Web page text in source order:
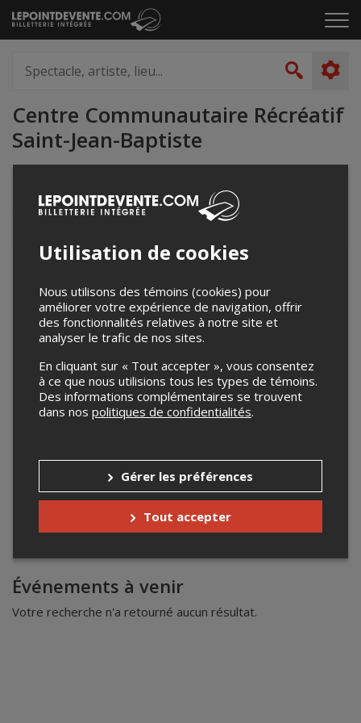
Passer
au
le
artiste,
lieu...
Centre Communautaire Récréatif
Saint-Jean-Baptiste
Drummondville, QC
Canada
−
Événements à venir
Votre recherche n'a retourné aucun résultat.
Utilisation de cookies
Nous utilisons des témoins (cookies) pour
améliorer votre expérience de navigation, offrir
des fonctionnalités relatives à notre site et
analyser le trafic de nos sites.
En cliquant sur « Tout accepter », vous consentez
à ce que nous utilisions tous les types de témoins.
Des informations complémentaires se trouvent
dans nos politiques de confidentialités.
Gérer les préférences
Tout accepter